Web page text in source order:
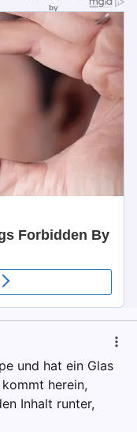
und hat ein Glas
herein,
Inhalt runter,